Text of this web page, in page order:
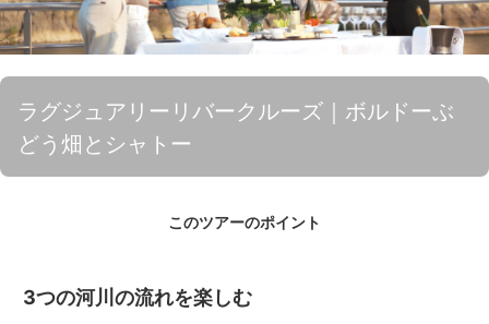
ラグジュアリーリバークルーズ｜ボルドーぶ
どう畑とシャトー
このツアーのポイント
3つの河川の流れを楽しむ